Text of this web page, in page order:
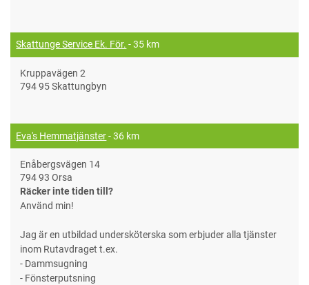
Skattunge Service Ek. För. - 35 km
Kruppavägen 2
794 95 Skattungbyn
Eva's Hemmatjänster- 36 km
Enåbergsvägen 14
794 93 Orsa
Räcker inte tiden till?
Använd min!
Jag är en utbildad undersköterska som erbjuder alla tjänster
inom Rutavdraget t.ex.
- Dammsugning
- Fönsterputsning